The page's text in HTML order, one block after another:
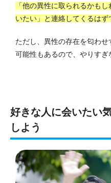
「他の異性に取られるかも
いたい」と連絡してくるはず
ただし、異性の存在を匂わ
可能性もあるので、やりすぎ
好きな人に会いたい
しよう